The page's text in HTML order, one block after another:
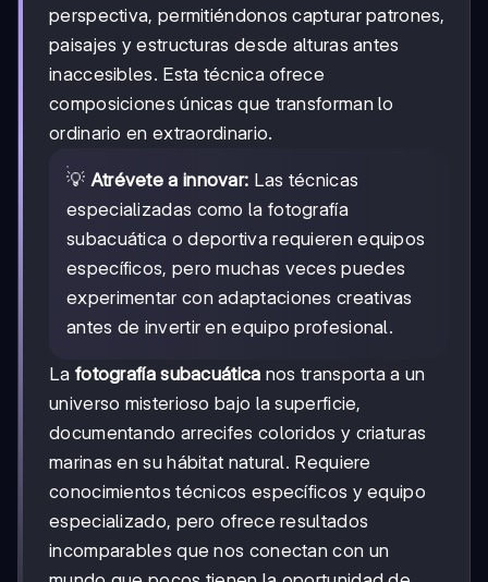
perspectiva, permitiéndonos capturar patrones,
paisajes y estructuras desde alturas antes
inaccesibles. Esta técnica ofrece
composiciones únicas que transforman lo
ordinario en extraordinario.
💡 Atrévete a innovar: Las técnicas
especializadas como la fotografía
subacuática o deportiva requieren equipos
específicos, pero muchas veces puedes
experimentar con adaptaciones creativas
antes de invertir en equipo profesional.
La fotografía subacuática nos transporta a un
universo misterioso bajo la superficie,
documentando arrecifes coloridos y criaturas
marinas en su hábitat natural. Requiere
conocimientos técnicos específicos y equipo
especializado, pero ofrece resultados
incomparables que nos conectan con un